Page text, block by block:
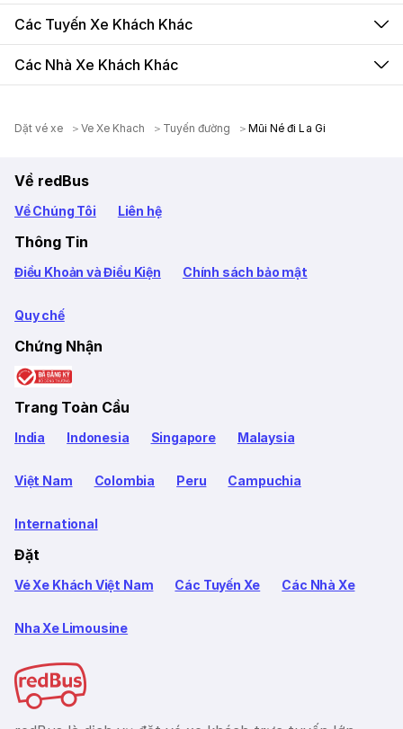
Các Tuyến Xe Khách Khác
Các Nhà Xe Khách Khác
Dặt vé xe Ve Xe Khach Tuyến đường Mũi Né đi La Gi
Về redBus
Về Chúng Tôi Liên hệ
Thông Tin
Điều Khoản và Điều Kiện Chính sách bảo mật
Quy chế
Chứng Nhận
Trang Toàn Cầu
India Indonesia Singapore Malaysia
Việt Nam Colombia Peru Campuchia
International
Đặt
Vé Xe Khách Việt Nam Các Tuyến Xe Các Nhà Xe
Nha Xe Limousine